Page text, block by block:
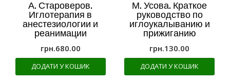
А. Староверов.
Иглотерапия в
анестезиологии и
реанимации
грн.680.00
ДОДАТИ У КОШИК
М. Усова. Краткое
руководство по
иглоукалыванию и
прижиганию
грн.130.00
ДОДАТИ У КОШИК